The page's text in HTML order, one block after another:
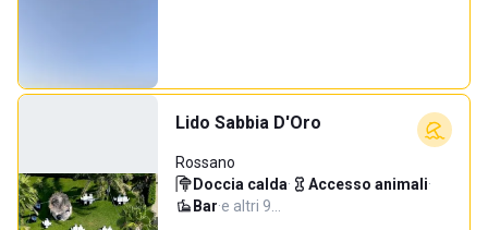
Lido Sabbia D'Oro
Rossano
Doccia calda· Accesso animali·
Bar·e altri 9…